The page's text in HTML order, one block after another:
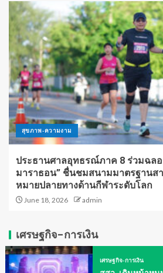
สุขภาพ-ความงาม
ประธานศาลอุทธรณ์ภาค 8 ร่วมฉลอ
มาราธอน” ชื่นชมสนามมาตรฐานส
หมายปลายทางด้านกีฬาระดับโลก
June 18, 2026 admin
เศรษฐกิจ-การเงิน
เศรษฐกิจ-การเงิน